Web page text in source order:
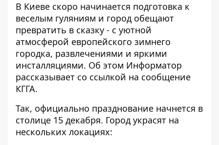
В Киеве скоро начинается подготовка к
веселым гуляниям и город обещают
превратить в сказку - с уютной
атмосферой европейского зимнего
городка, развлечениями и яркими
инсталляциями. Об этом Информатор
рассказывает со ссылкой на сообщение
КГГА.
Так, официально празднование начнется в
столице 15 декабря. Город украсят на
нескольких локациях: